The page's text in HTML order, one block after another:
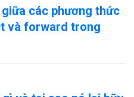
các phương thức
và forward trong